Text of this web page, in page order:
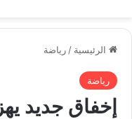
الرئيسية / رياضة
رياضة
إخفاق جديد